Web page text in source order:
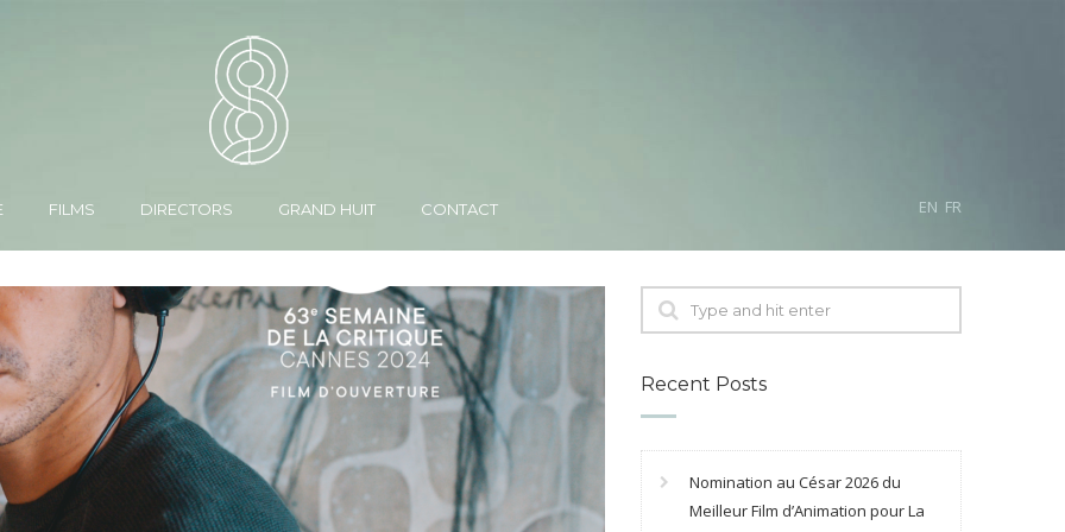
FILMS DIRECTORS GRAND HUIT CONTACT EN FR
Recent Posts
Nomination au César 2026 du
Meilleur Film d’Animation pour La